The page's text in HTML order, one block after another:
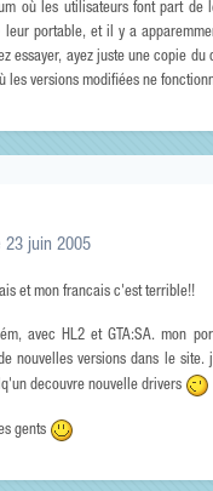
où les utilisateurs font part de
leur portable, et il y a
essayer, ayez juste une copie du
les versions modifiées ne
23 juin 2005
et mon francais c'est terrible!!
avec HL2 et GTA:SA. mon
nouvelles versions dans le site.
decouvre nouvelle drivers
gents